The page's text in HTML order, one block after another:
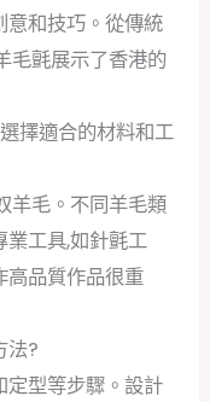
意和技巧。從傳統
毛氈展示了香港的
擇適合的材料和工
羊毛。不同羊毛類
工具,如針氈工
高品質作品很重
法?
定型等步驟。設計